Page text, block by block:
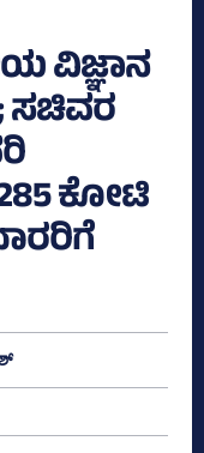
ವಿಜ್ಞಾನ
ಸಚಿವರ
ಕೋಟಿ